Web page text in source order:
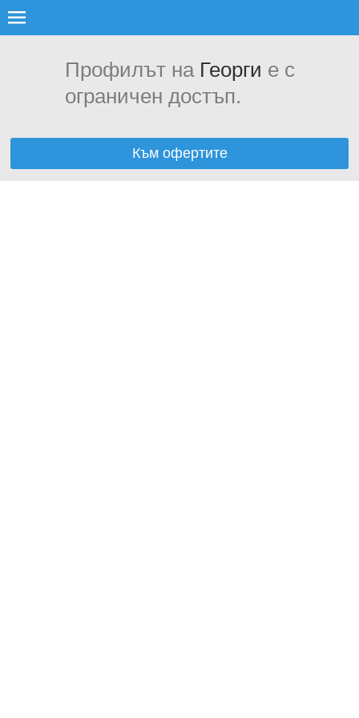
Профилът на Георги е с
ограничен достъп.
Към офертите